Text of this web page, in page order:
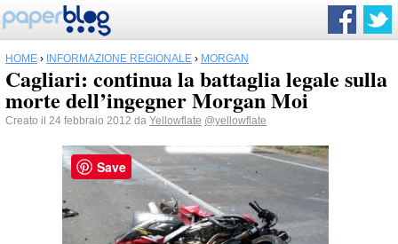
HOME › INFORMAZIONE REGIONALE › MORGAN
Cagliari: continua la battaglia legale sulla
morte dell’ingegner Morgan Moi
Creato il 24 febbraio 2012 da Yellowflate @yellowflate
Save